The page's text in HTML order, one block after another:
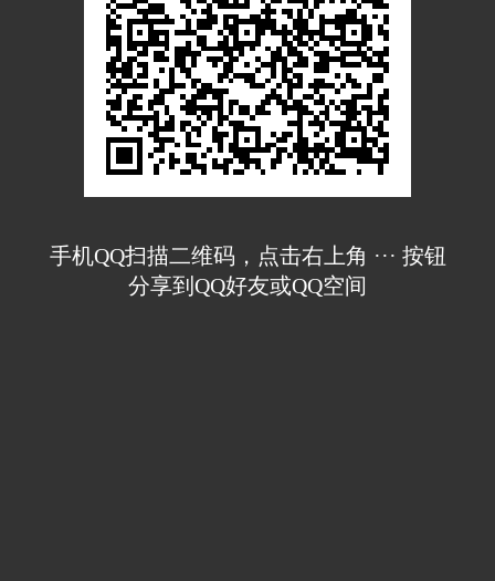
手机QQ扫描二维码，点击右上角 ··· 按钮
分享到QQ好友或QQ空间